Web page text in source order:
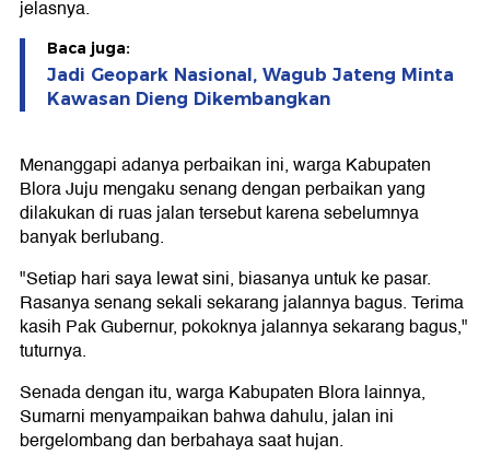
jelasnya.
Baca juga:
Jadi Geopark Nasional, Wagub Jateng Minta
Kawasan Dieng Dikembangkan
Menanggapi adanya perbaikan ini, warga Kabupaten
Blora Juju mengaku senang dengan perbaikan yang
dilakukan di ruas jalan tersebut karena sebelumnya
banyak berlubang.
"Setiap hari saya lewat sini, biasanya untuk ke pasar.
Rasanya senang sekali sekarang jalannya bagus. Terima
kasih Pak Gubernur, pokoknya jalannya sekarang bagus,"
tuturnya.
Senada dengan itu, warga Kabupaten Blora lainnya,
Sumarni menyampaikan bahwa dahulu, jalan ini
bergelombang dan berbahaya saat hujan.